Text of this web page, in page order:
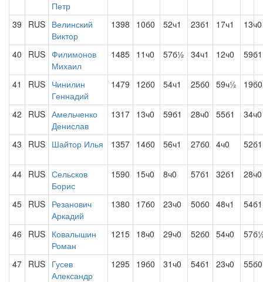
Петр
39
RUS Велинский
Виктор
1398 10б0 52ч1 23б1 17ч1 13ч0
40 RUS Филимонов
Михаил
1485 11ч0 57б½ 34ч1 12ч0 59б1
41 RUS Чинилин
Геннадий
1479 12б0 54ч1 25б0 59ч½ 19б0
42 RUS Амельченко
Денислав
1317 13ч0 59б1 28ч0 55б1 34ч0
43 RUS Шайтор Илья 1357 14б0 56ч1 27б0 4ч0 52б1
44 RUS Сельсков
Борис
1590 15ч0 8ч0 57б1 32б1 28ч0
45 RUS Резанович
Аркадий
1380 17б0 23ч0 50б0 48ч1 54б1
46 RUS Ковалышин
Роман
1215 18ч0 29ч0 52б0 54ч0
47 RUS Гусев
Александр
1295 19б0 31ч0 54б1 23ч0 55б0